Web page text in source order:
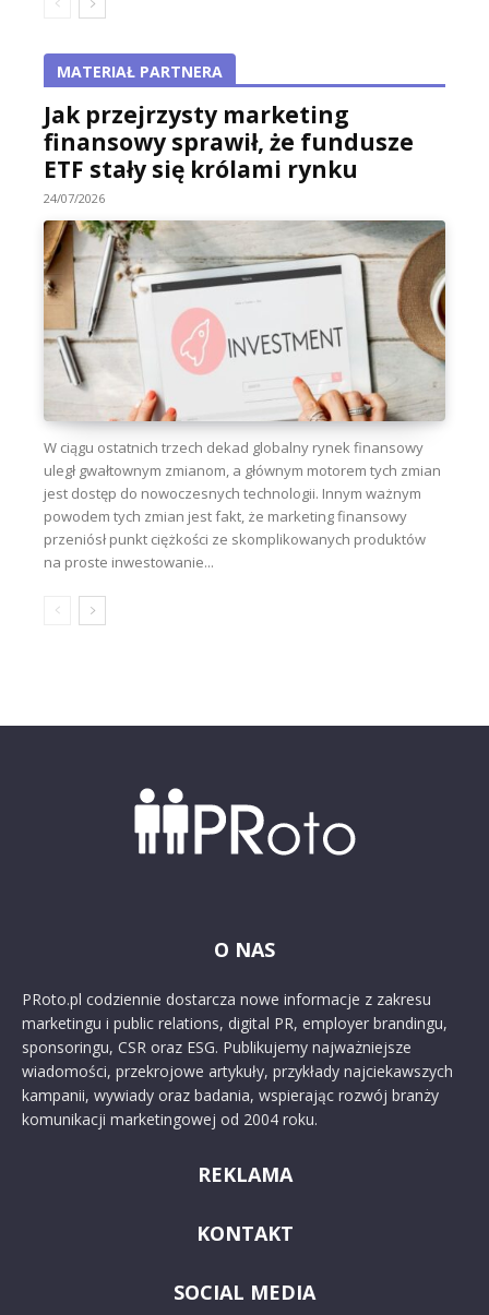
MATERIAŁ PARTNERA
Jak przejrzysty marketing
finansowy sprawił, że fundusze
ETF stały się królami rynku
24/07/2026
W ciągu ostatnich trzech dekad globalny rynek finansowy
uległ gwałtownym zmianom, a głównym motorem tych zmian
jest dostęp do nowoczesnych technologii. Innym ważnym
powodem tych zmian jest fakt, że marketing finansowy
przeniósł punkt ciężkości ze skomplikowanych produktów
na proste inwestowanie...
O NAS
PRoto.pl codziennie dostarcza nowe informacje z zakresu
marketingu i public relations, digital PR, employer brandingu,
sponsoringu, CSR oraz ESG. Publikujemy najważniejsze
wiadomości, przekrojowe artykuły, przykłady najciekawszych
kampanii, wywiady oraz badania, wspierając rozwój branży
komunikacji marketingowej od 2004 roku.
REKLAMA
KONTAKT
SOCIAL MEDIA